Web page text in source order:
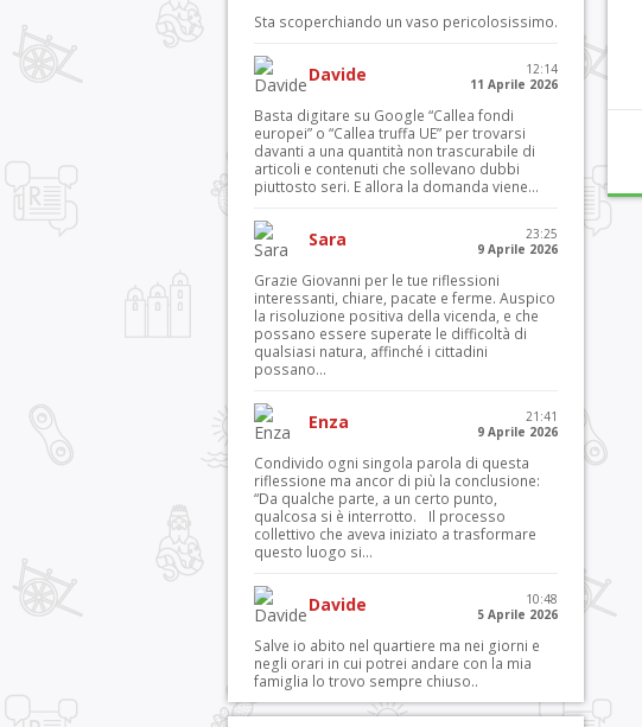
Sta scoperchiando un vaso pericolosissimo.
Davide
12:14
11 Aprile 2026
Basta digitare su Google “Callea fondi
europei” o “Callea truffa UE” per trovarsi
davanti a una quantità non trascurabile di
articoli e contenuti che sollevano dubbi
piuttosto seri. E allora la domanda viene...
Sara
23:25
9 Aprile 2026
Grazie Giovanni per le tue riflessioni
interessanti, chiare, pacate e ferme. Auspico
la risoluzione positiva della vicenda, e che
possano essere superate le difficoltà di
qualsiasi natura, affinché i cittadini
possano...
Enza
21:41
9 Aprile 2026
Condivido ogni singola parola di questa
riflessione ma ancor di più la conclusione:
“Da qualche parte, a un certo punto,
qualcosa si è interrotto. Il processo
collettivo che aveva iniziato a trasformare
questo luogo si...
Davide
10:48
5 Aprile 2026
Salve io abito nel quartiere ma nei giorni e
negli orari in cui potrei andare con la mia
famiglia lo trovo sempre chiuso..